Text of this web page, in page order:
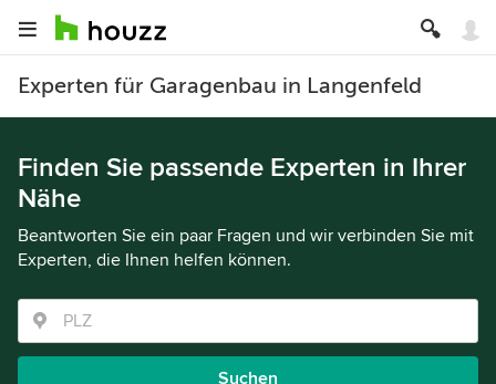
Experten für Garagenbau in Langenfeld
Finden Sie passende Experten in Ihrer
Nähe
Beantworten Sie ein paar Fragen und wir verbinden Sie mit
Experten, die Ihnen helfen können.
Suchen